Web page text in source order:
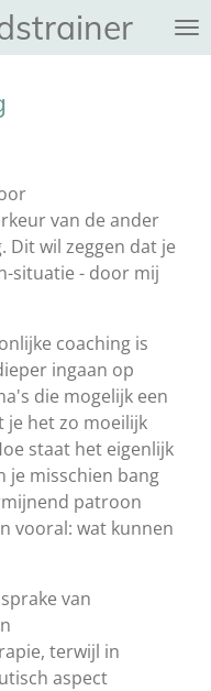
van de ander
Dit wil zeggen dat je
situatie - door mij
coaching is
ingaan op
die mogelijk een
je het zo moeilijk
staat het eigenlijk
je misschien bang
patroon
vooral: wat kunnen
van
terwijl in
aspect